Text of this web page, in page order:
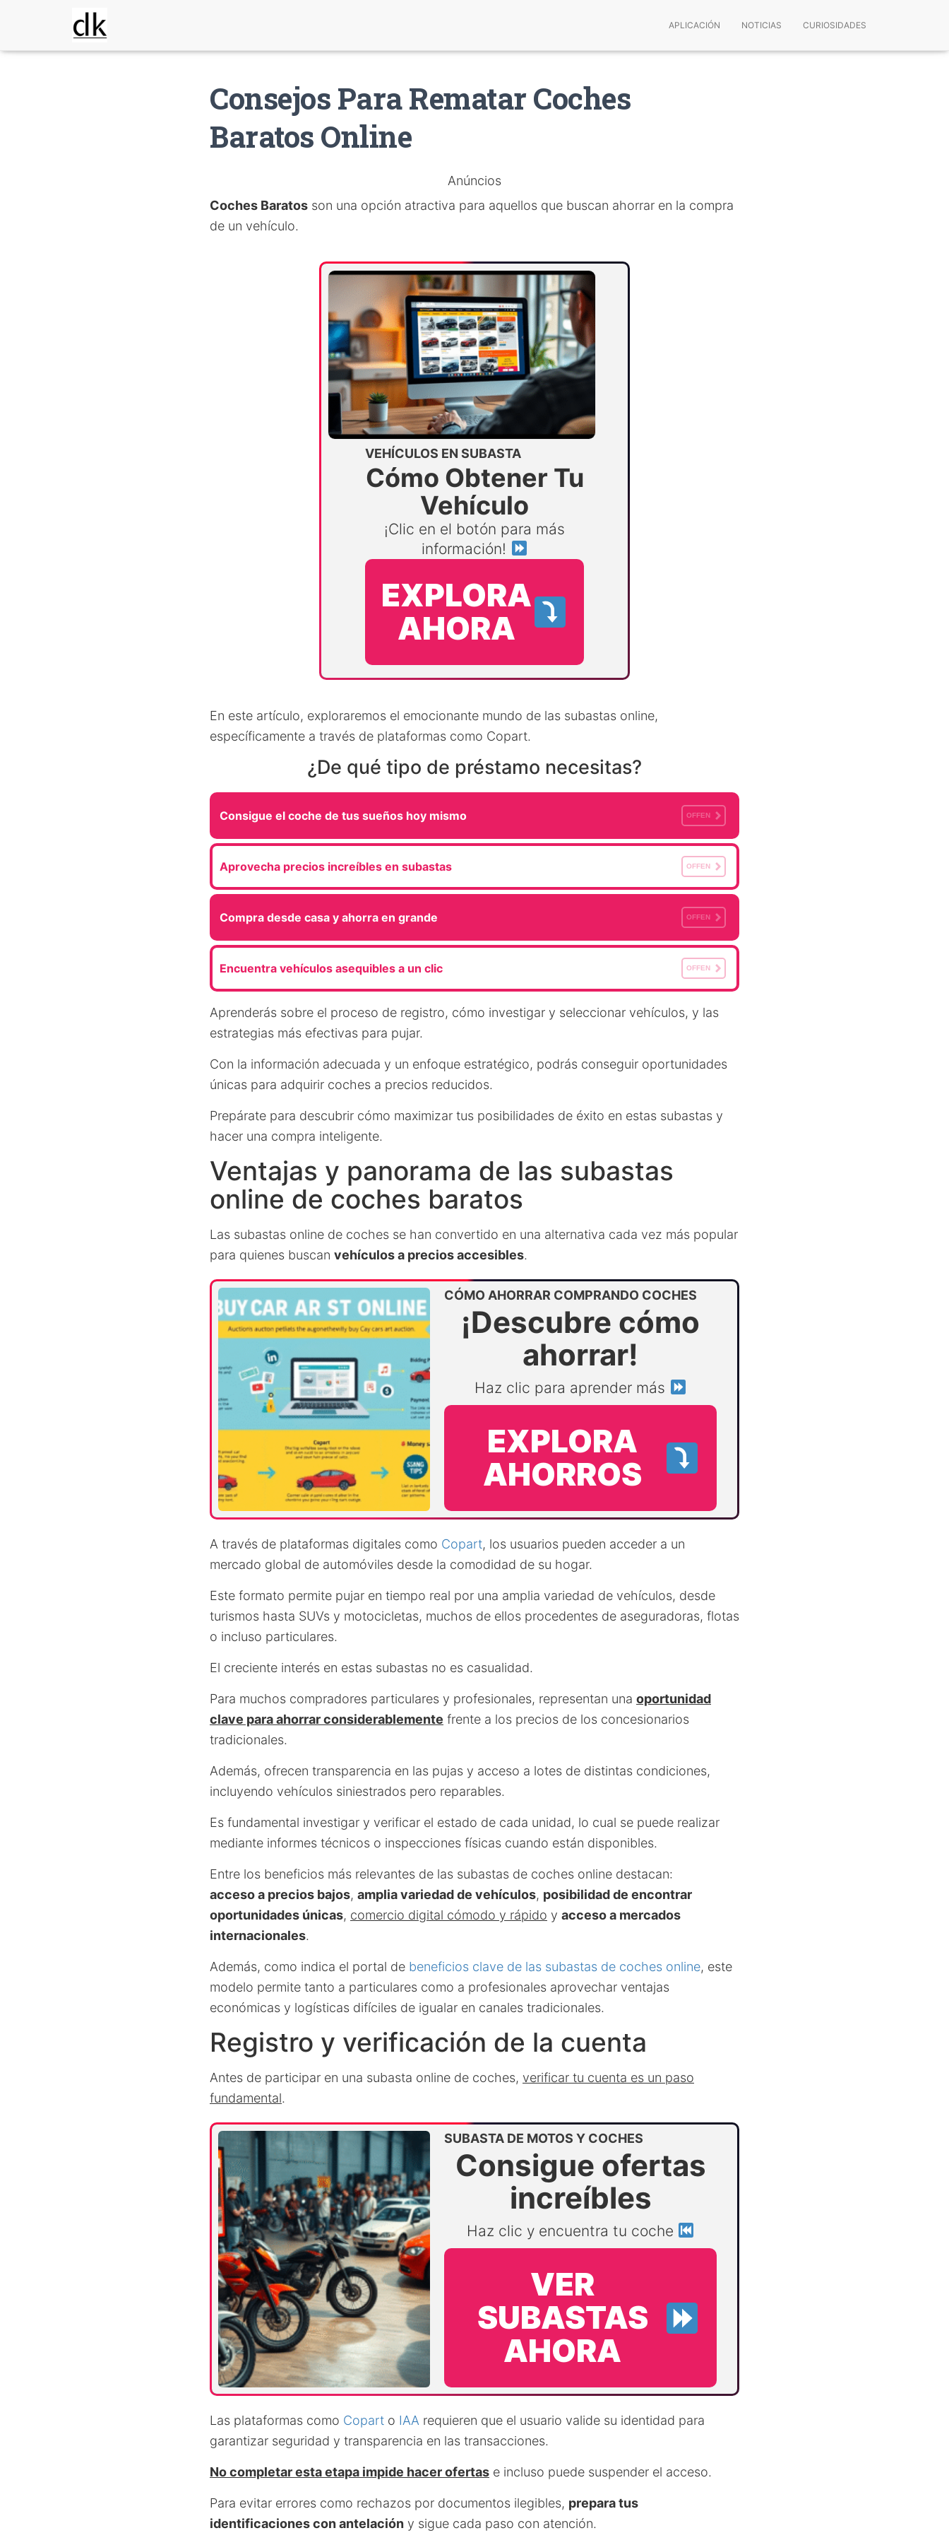
APLICACIÓN NOTICIAS CURIOSIDADES
Consejos Para Rematar Coches
Baratos Online
Anúncios
Coches Baratos son una opción atractiva para aquellos que buscan ahorrar en la compra
de un vehículo.
VEHÍCULOS EN SUBASTA
Cómo Obtener Tu
Vehículo
¡Clic en el botón para más
información!
EXPLORA
AHORA
En este artículo, exploraremos el emocionante mundo de las subastas online,
específicamente a través de plataformas como Copart.
¿De qué tipo de préstamo necesitas?
Consigue el coche de tus sueños hoy mismo OFFEN
Aprovecha precios increíbles en subastas OFFEN
Compra desde casa y ahorra en grande OFFEN
Encuentra vehículos asequibles a un clic OFFEN
Aprenderás sobre el proceso de registro, cómo investigar y seleccionar vehículos, y las
estrategias más efectivas para pujar.
Con la información adecuada y un enfoque estratégico, podrás conseguir oportunidades
únicas para adquirir coches a precios reducidos.
Prepárate para descubrir cómo maximizar tus posibilidades de éxito en estas subastas y
hacer una compra inteligente.
Ventajas y panorama de las subastas
online de coches baratos
Las subastas online de coches se han convertido en una alternativa cada vez más popular
para quienes buscan vehículos a precios accesibles.
CÓMO AHORRAR COMPRANDO COCHES
¡Descubre cómo
ahorrar!
Haz clic para aprender más
EXPLORA
AHORROS
A través de plataformas digitales como Copart, los usuarios pueden acceder a un
mercado global de automóviles desde la comodidad de su hogar.
Este formato permite pujar en tiempo real por una amplia variedad de vehículos, desde
turismos hasta SUVs y motocicletas, muchos de ellos procedentes de aseguradoras, flotas
o incluso particulares.
El creciente interés en estas subastas no es casualidad.
Para muchos compradores particulares y profesionales, representan una oportunidad
clave para ahorrar considerablemente frente a los precios de los concesionarios
tradicionales.
Además, ofrecen transparencia en las pujas y acceso a lotes de distintas condiciones,
incluyendo vehículos siniestrados pero reparables.
Es fundamental investigar y verificar el estado de cada unidad, lo cual se puede realizar
mediante informes técnicos o inspecciones físicas cuando están disponibles.
Entre los beneficios más relevantes de las subastas de coches online destacan:
acceso a precios bajos, amplia variedad de vehículos, posibilidad de encontrar
oportunidades únicas, comercio digital cómodo y rápido y acceso a mercados
internacionales.
Además, como indica el portal de beneficios clave de las subastas de coches online, este
modelo permite tanto a particulares como a profesionales aprovechar ventajas
económicas y logísticas difíciles de igualar en canales tradicionales.
Registro y verificación de la cuenta
Antes de participar en una subasta online de coches, verificar tu cuenta es un paso
fundamental.
SUBASTA DE MOTOS Y COCHES
Consigue ofertas
increíbles
Haz clic y encuentra tu coche
VER
SUBASTAS
AHORA
Las plataformas como Copart o IAA requieren que el usuario valide su identidad para
garantizar seguridad y transparencia en las transacciones.
No completar esta etapa impide hacer ofertas e incluso puede suspender el acceso.
Para evitar errores como rechazos por documentos ilegibles, prepara tus
identificaciones con antelación y sigue cada paso con atención.